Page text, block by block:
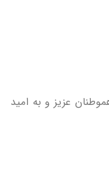
عزیز و به امید